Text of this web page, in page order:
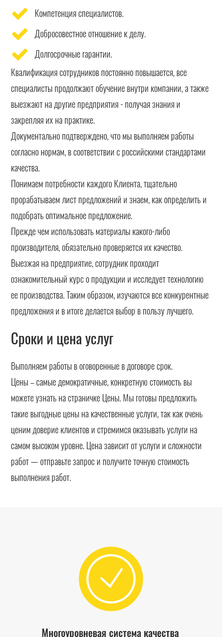
Компетенция специалистов.
Добросовестное отношение к делу.
Долгосрочные гарантии.
Квалификация сотрудников постоянно повышается, все
специалисты продолжают обучение внутри компании, а также
выезжают на другие предприятия - получая знания и
закрепляя их на практике.
Документально подтверждено, что мы выполняем работы
согласно нормам, в соответствии с российскими стандартами
качества.
Понимаем потребности каждого Клиента, тщательно
прорабатываем лист предложений и знаем, как определить и
подобрать оптимальное предложение.
Прежде чем использовать материалы какого-либо
производителя, обязательно проверяется их качество.
Выезжая на предприятие, сотрудник проходит
ознакомительный курс о продукции и исследует технологию
ее производства. Таким образом, изучаются все конкурентные
предложения и в итоге делается выбор в пользу лучшего.
Сроки и цена услуг
Выполняем работы в оговоренные в договоре срок.
Цены – самые демократичные, конкретную стоимость вы
можете узнать на страничке Цены. Мы готовы предложить
такие выгодные цены на качественные услуги, так как очень
ценим доверие клиентов и стремимся оказывать услуги на
самом высоком уровне. Цена зависит от услуги и сложности
работ — отправьте запрос и получите точную стоимость
выполнения работ.
Многоуровневая система качества